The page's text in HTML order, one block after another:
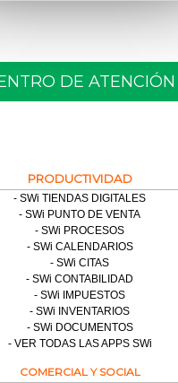
DE ATENCIÓN
PRODUCTIVIDAD
SWi TIENDAS DIGITALES
SWi PUNTO DE VENTA
SWi PROCESOS
SWi CALENDARIOS
SWi CITAS
SWi CONTABILIDAD
SWi IMPUESTOS
SWi INVENTARIOS
SWi DOCUMENTOS
VER TODAS LAS APPS SWi
COMERCIAL Y SOCIAL